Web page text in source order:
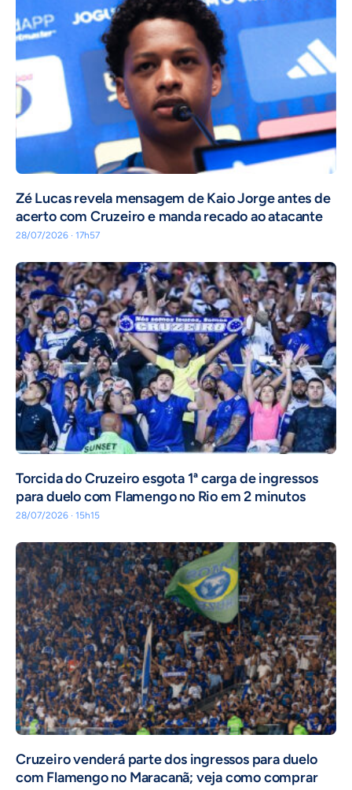
Zé Lucas revela mensagem de Kaio Jorge antes de
acerto com Cruzeiro e manda recado ao atacante
28/07/2026 · 17h57
Torcida do Cruzeiro esgota 1ª carga de ingressos
para duelo com Flamengo no Rio em 2 minutos
28/07/2026 · 15h15
Cruzeiro venderá parte dos ingressos para duelo
com Flamengo no Maracanã; veja como comprar